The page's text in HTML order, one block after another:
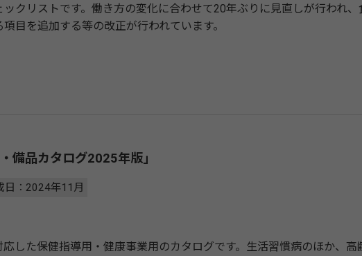
クリストです。働き方の変化に合わせて20年ぶりに見直しが行われ、
目を追加する等の改正が行われています。
備品カタログ2025年版」
日：2024年11月
した保健指導用・健康事業用のカタログです。生活習慣病のほか、高